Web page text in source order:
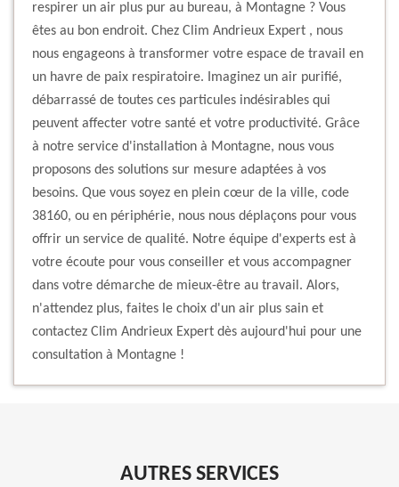
respirer un air plus pur au bureau, à Montagne ? Vous
êtes au bon endroit. Chez Clim Andrieux Expert , nous
nous engageons à transformer votre espace de travail en
un havre de paix respiratoire. Imaginez un air purifié,
débarrassé de toutes ces particules indésirables qui
peuvent affecter votre santé et votre productivité. Grâce
à notre service d'installation à Montagne, nous vous
proposons des solutions sur mesure adaptées à vos
besoins. Que vous soyez en plein cœur de la ville, code
38160, ou en périphérie, nous nous déplaçons pour vous
offrir un service de qualité. Notre équipe d'experts est à
votre écoute pour vous conseiller et vous accompagner
dans votre démarche de mieux-être au travail. Alors,
n'attendez plus, faites le choix d'un air plus sain et
contactez Clim Andrieux Expert dès aujourd'hui pour une
consultation à Montagne !
AUTRES SERVICES